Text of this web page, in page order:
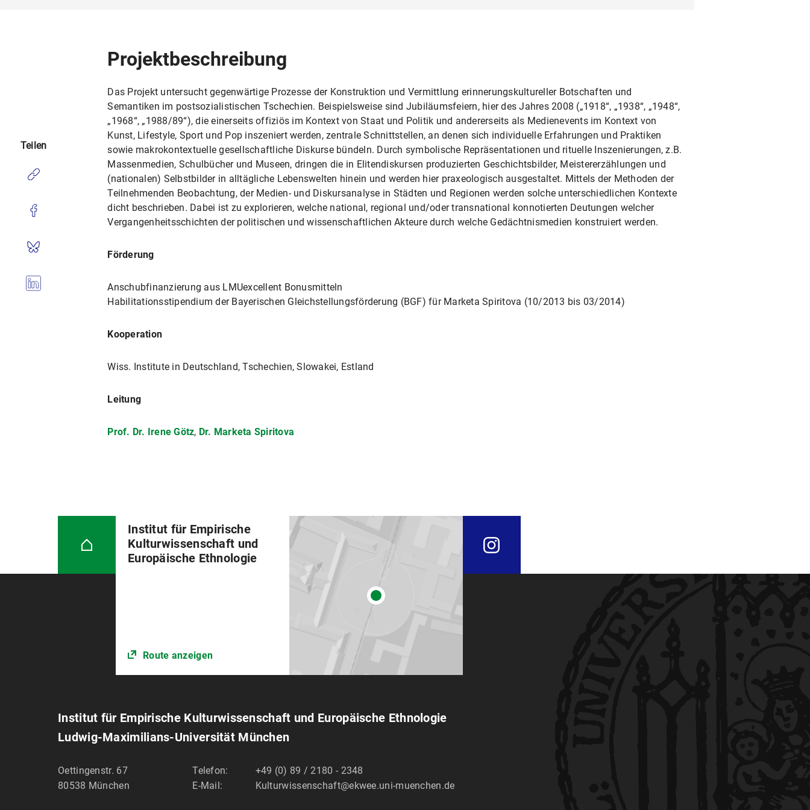
Projektbeschreibung
Das Projekt untersucht gegenwärtige Prozesse der Konstruktion und Vermittlung erinnerungskultureller Botschaften und
Semantiken im postsozialistischen Tschechien. Beispielsweise sind Jubiläumsfeiern, hier des Jahres 2008 („1918“, „1938“, „1948“,
„1968“, „1988/89“), die einerseits offiziös im Kontext von Staat und Politik und andererseits als Medienevents im Kontext von
Kunst, Lifestyle, Sport und Pop inszeniert werden, zentrale Schnittstellen, an denen sich individuelle Erfahrungen und Praktiken
sowie makrokontextuelle gesellschaftliche Diskurse bündeln. Durch symbolische Repräsentationen und rituelle Inszenierungen, z.B.
Massenmedien, Schulbücher und Museen, dringen die in Elitendiskursen produzierten Geschichtsbilder, Meistererzählungen und
(nationalen) Selbstbilder in alltägliche Lebenswelten hinein und werden hier praxeologisch ausgestaltet. Mittels der Methoden der
Teilnehmenden Beobachtung, der Medien- und Diskursanalyse in Städten und Regionen werden solche unterschiedlichen Kontexte
dicht beschrieben. Dabei ist zu explorieren, welche national, regional und/oder transnational konnotierten Deutungen welcher
Vergangenheitsschichten der politischen und wissenschaftlichen Akteure durch welche Gedächtnismedien konstruiert werden.
Förderung
Anschubfinanzierung aus LMUexcellent Bonusmitteln
Habilitationsstipendium der Bayerischen Gleichstellungsförderung (BGF) für Marketa Spiritova (10/2013 bis 03/2014)
Kooperation
Wiss. Institute in Deutschland, Tschechien, Slowakei, Estland
Leitung
Prof. Dr. Irene Götz, Dr. Marketa Spiritova
Teilen
Institut für Empirische
Kulturwissenschaft und
Europäische Ethnologie
Route anzeigen
Institut für Empirische Kulturwissenschaft und Europäische Ethnologie
Ludwig-Maximilians-Universität München
Oettingenstr. 67
80538 München
Telefon:
+49 (0) 89 / 2180 - 2348
E-Mail:
Kulturwissenschaft@ekwee.uni-muenchen.de